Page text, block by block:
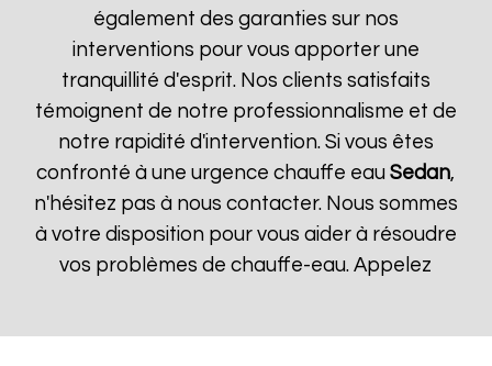
également des garanties sur nos
interventions pour vous apporter une
tranquillité d'esprit. Nos clients satisfaits
témoignent de notre professionnalisme et de
notre rapidité d'intervention. Si vous êtes
confronté à une urgence chauffe eauSedan,
n'hésitez pas à nous contacter. Nous sommes
à votre disposition pour vous aider à résoudre
vos problèmes de chauffe-eau. Appelez